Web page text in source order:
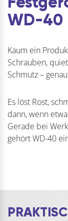
WD-40
Kaum ein
Schrauben,
Schmutz –
Es löst Rost,
dann, wenn
Gerade bei
gehört WD-40